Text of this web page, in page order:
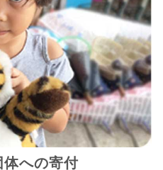
への寄付